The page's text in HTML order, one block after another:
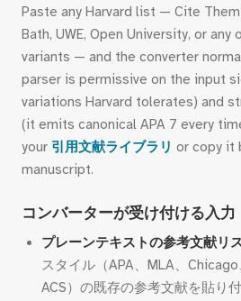
Paste any Harvard list — Cite Them
Bath, UWE, Open University, or
variants — and the converter
parser is permissive on the input
variations Harvard tolerates) and
(it emits canonical APA 7 every
your 引用文献ライブラリ or copy it
manuscript.
コンバーターが受け付ける入力
プレーンテキストの参考文献リス
スタイル（APA、MLA、Chicago
ACS）の既存の参考文献を貼り